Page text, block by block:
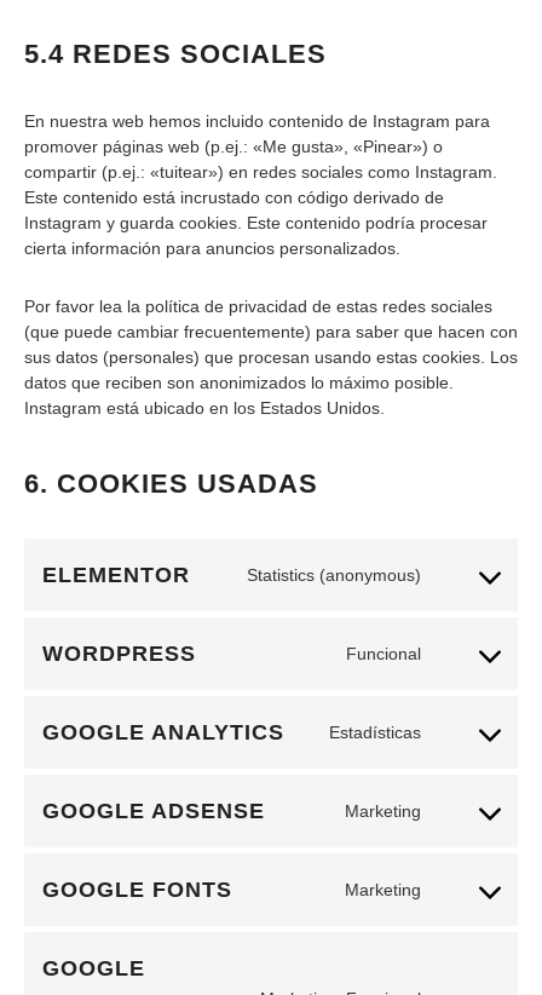
5.4 REDES SOCIALES
En nuestra web hemos incluido contenido de Instagram para
promover páginas web (p.ej.: «Me gusta», «Pinear») o
compartir (p.ej.: «tuitear») en redes sociales como Instagram.
Este contenido está incrustado con código derivado de
Instagram y guarda cookies. Este contenido podría procesar
cierta información para anuncios personalizados.
Por favor lea la política de privacidad de estas redes sociales
(que puede cambiar frecuentemente) para saber que hacen con
sus datos (personales) que procesan usando estas cookies. Los
datos que reciben son anonimizados lo máximo posible.
Instagram está ubicado en los Estados Unidos.
6. COOKIES USADAS
ELEMENTOR Statistics (anonymous)
WORDPRESS Funcional
GOOGLE ANALYTICS Estadísticas
GOOGLE ADSENSE Marketing
GOOGLE FONTS Marketing
GOOGLE